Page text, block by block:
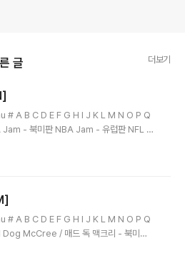
글 더보기
A B C D E F G H I J K L M N O P Q
- 북미판 NBA Jam - 유럽판 NFL F
그레이티스트 - 샌프란시스코 Vs 달
Trap (Censored) / 나이트 트랩 (센서) -
A B C D E F G H I J K L M N O P Q
McCree / 매드 독 맥크리 - 북미판